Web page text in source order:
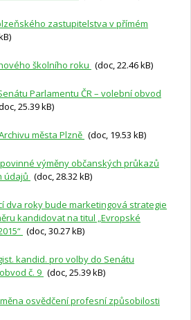
zastupitelstva v přímém
školního roku (doc, 22.46 kB)
Parlamentu ČR – volební obvod
25.39 kB)
města Plzně (doc, 19.53 kB)
výměny občanských průkazů
údajů (doc, 28.32 kB)
dva roky bude marketingová strategie
kandidovat na titul „Evropské
(doc, 30.27 kB)
kandid. pro volby do Senátu
č. 9 (doc, 25.39 kB)
osvědčení profesní způsobilosti